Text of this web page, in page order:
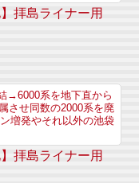
拝島ライナー用
→6000系を地下直から
させ同数の2000系を廃
増発やそれ以外の池袋
拝島ライナー用